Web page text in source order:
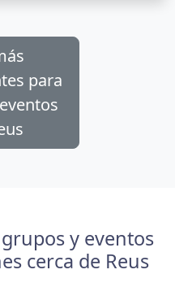
para
y eventos
cerca de Reus